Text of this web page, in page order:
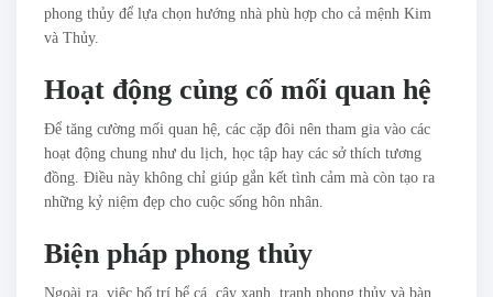
phong thủy để lựa chọn hướng nhà phù hợp cho cả mệnh Kim
và Thủy.
Hoạt động củng cố mối quan hệ
Để tăng cường mối quan hệ, các cặp đôi nên tham gia vào các
hoạt động chung như du lịch, học tập hay các sở thích tương
đồng. Điều này không chỉ giúp gắn kết tình cảm mà còn tạo ra
những kỷ niệm đẹp cho cuộc sống hôn nhân.
Biện pháp phong thủy
Ngoài ra, việc bố trí bể cá, cây xanh, tranh phong thủy và bàn